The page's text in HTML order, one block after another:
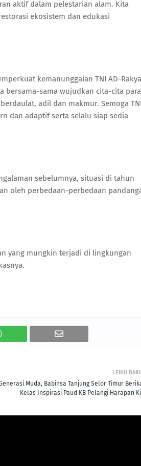
aktif dalam pelestarian alam. Kita
ekosistem dan edukasi
kemanunggalan TNI AD-
bersama-sama wujudkan cita-cita para
adil dan makmur. Semoga
dan adaptif serta selalu siap sedia
sebelumnya, situasi di tahun
oleh perbedaan-perbedaan
yang mungkin terjadi di lingkungan
LEBIH
Muda, Babinsa Tanjung Selor Timur
Kelas Inspirasi Paud KB Pelangi Harapan